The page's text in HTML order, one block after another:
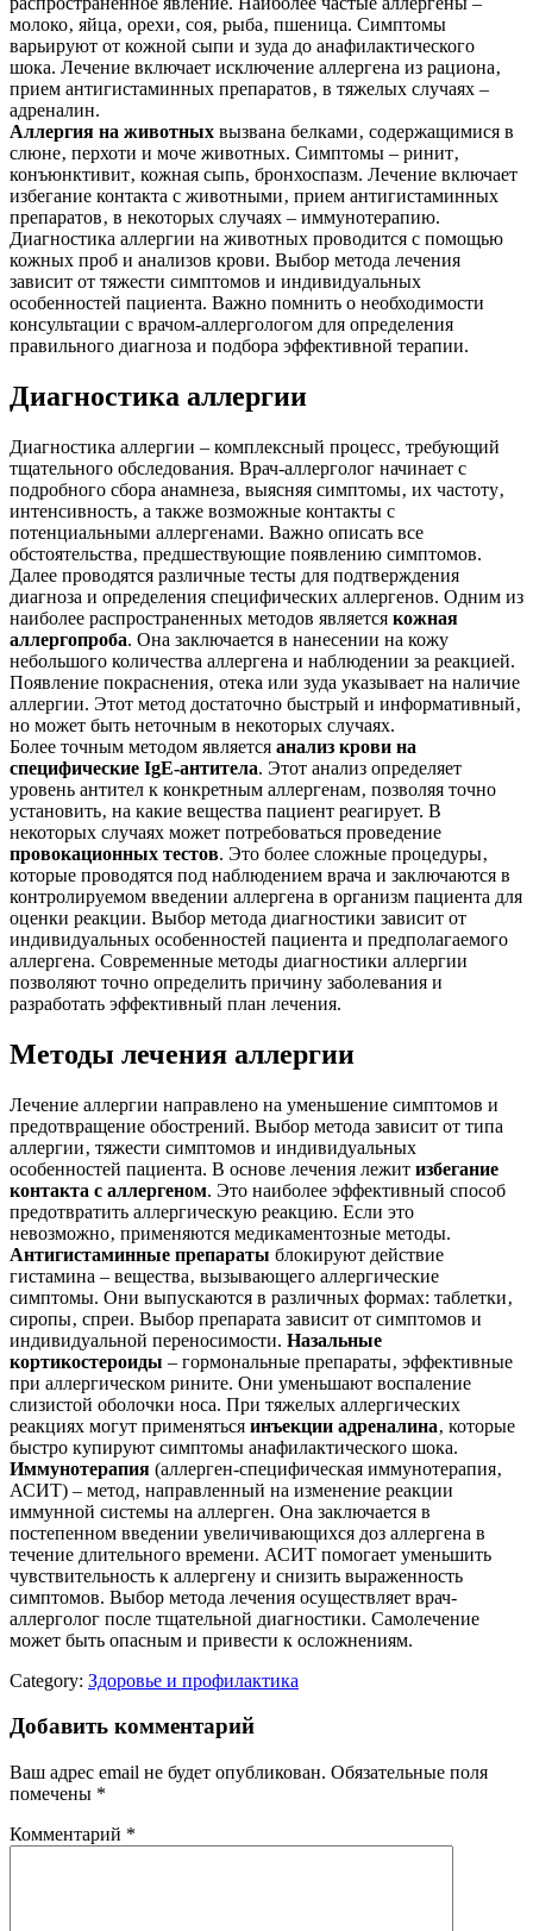
молоко‚ яйца‚ орехи‚ соя‚ рыба‚ пшеница. Симптомы
варьируют от кожной сыпи и зуда до анафилактического
шока. Лечение включает исключение аллергена из рациона‚
прием антигистаминных препаратов‚ в тяжелых случаях –
адреналин.
Аллергия на животных вызвана белками‚ содержащимися в
слюне‚ перхоти и моче животных. Симптомы – ринит‚
конъюнктивит‚ кожная сыпь‚ бронхоспазм. Лечение включает
избегание контакта с животными‚ прием антигистаминных
препаратов‚ в некоторых случаях – иммунотерапию.
Диагностика аллергии на животных проводится с помощью
кожных проб и анализов крови. Выбор метода лечения
зависит от тяжести симптомов и индивидуальных
особенностей пациента. Важно помнить о необходимости
консультации с врачом-аллергологом для определения
правильного диагноза и подбора эффективной терапии.
Диагностика аллергии
Диагностика аллергии – комплексный процесс‚ требующий
тщательного обследования. Врач-аллерголог начинает с
подробного сбора анамнеза‚ выясняя симптомы‚ их частоту‚
интенсивность‚ а также возможные контакты с
потенциальными аллергенами. Важно описать все
обстоятельства‚ предшествующие появлению симптомов.
Далее проводятся различные тесты для подтверждения
диагноза и определения специфических аллергенов. Одним из
наиболее распространенных методов является кожная
аллергопроба. Она заключается в нанесении на кожу
небольшого количества аллергена и наблюдении за реакцией.
Появление покраснения‚ отека или зуда указывает на наличие
аллергии. Этот метод достаточно быстрый и информативный‚
но может быть неточным в некоторых случаях.
Более точным методом является анализ крови на
специфические IgE-антитела. Этот анализ определяет
уровень антител к конкретным аллергенам‚ позволяя точно
установить‚ на какие вещества пациент реагирует. В
некоторых случаях может потребоваться проведение
провокационных тестов. Это более сложные процедуры‚
которые проводятся под наблюдением врача и заключаются в
контролируемом введении аллергена в организм пациента для
оценки реакции. Выбор метода диагностики зависит от
индивидуальных особенностей пациента и предполагаемого
аллергена. Современные методы диагностики аллергии
позволяют точно определить причину заболевания и
разработать эффективный план лечения.
Методы лечения аллергии
Лечение аллергии направлено на уменьшение симптомов и
предотвращение обострений. Выбор метода зависит от типа
аллергии‚ тяжести симптомов и индивидуальных
особенностей пациента. В основе лечения лежит избегание
контакта с аллергеном. Это наиболее эффективный способ
предотвратить аллергическую реакцию. Если это
невозможно‚ применяются медикаментозные методы.
Антигистаминные препараты блокируют действие
гистамина – вещества‚ вызывающего аллергические
симптомы. Они выпускаются в различных формах: таблетки‚
сиропы‚ спреи. Выбор препарата зависит от симптомов и
индивидуальной переносимости. Назальные
кортикостероиды – гормональные препараты‚ эффективные
при аллергическом рините. Они уменьшают воспаление
слизистой оболочки носа. При тяжелых аллергических
реакциях могут применяться инъекции адреналина‚ которые
быстро купируют симптомы анафилактического шока.
Иммунотерапия (аллерген-специфическая иммунотерапия‚
АСИТ) – метод‚ направленный на изменение реакции
иммунной системы на аллерген. Она заключается в
постепенном введении увеличивающихся доз аллергена в
течение длительного времени. АСИТ помогает уменьшить
чувствительность к аллергену и снизить выраженность
симптомов. Выбор метода лечения осуществляет врач-
аллерголог после тщательной диагностики. Самолечение
может быть опасным и привести к осложнениям.
Category: Здоровье и профилактика
Добавить комментарий
Ваш адрес email не будет опубликован. Обязательные поля
помечены *
Комментарий *